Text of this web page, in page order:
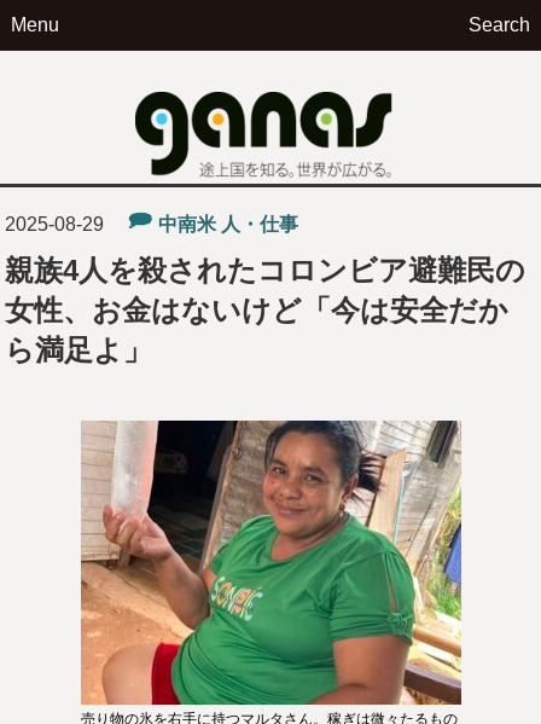
Menu Search
2025-08-29 中南米 人・仕事
親族4人を殺されたコロンビア避難民の
女性、お金はないけど「今は安全だか
ら満足よ」
売り物の氷を右手に持つマルタさん。稼ぎは微々たるもの